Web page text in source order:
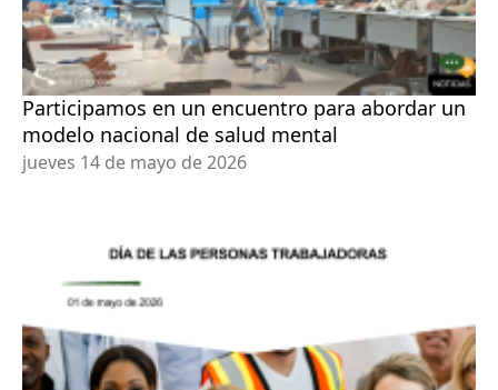
Participamos en un encuentro para abordar un
modelo nacional de salud mental
jueves 14 de mayo de 2026